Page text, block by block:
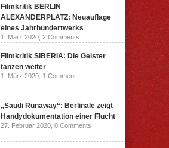
Filmkritik BERLIN
ALEXANDERPLATZ: Neuauflage
eines Jahrhundertwerks
1. März 2020, 2 Comments
Filmkritik SIBERIA: Die Geister
tanzen weiter
1. März 2020, 1 Comment
„Saudi Runaway“: Berlinale zeigt
Handydokumentation einer Flucht
27. Februar 2020, 0 Comments